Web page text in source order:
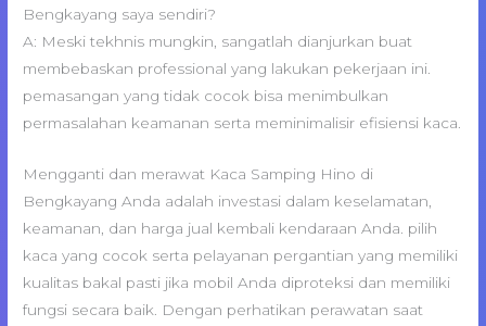
Bengkayang saya sendiri?
A: Meski tekhnis mungkin, sangatlah dianjurkan buat
membebaskan professional yang lakukan pekerjaan ini.
pemasangan yang tidak cocok bisa menimbulkan
permasalahan keamanan serta meminimalisir efisiensi kaca.
Mengganti dan merawat Kaca Samping Hino di
Bengkayang Anda adalah investasi dalam keselamatan,
keamanan, dan harga jual kembali kendaraan Anda. pilih
kaca yang cocok serta pelayanan pergantian yang memiliki
kualitas bakal pasti jika mobil Anda diproteksi dan memiliki
fungsi secara baik. Dengan perhatikan perawatan saat